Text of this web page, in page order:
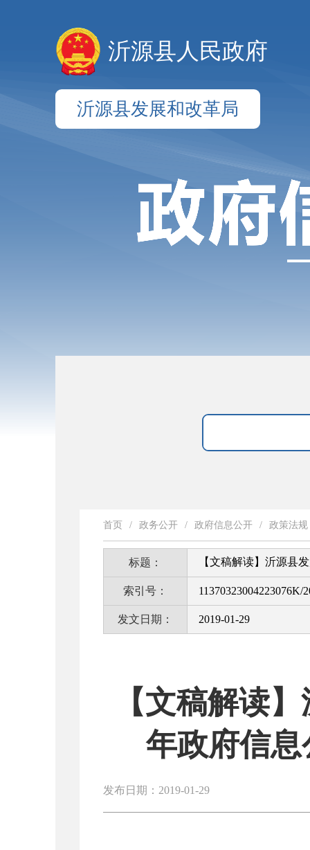
沂源县人民政府
沂源县发展和改革局
首页 / 政务公开 / 政府信息公开 / 政策法规
标题： 【文稿解读】沂源县
索引号： 11370323004223076K/
发文日期： 2019-01-29
【文稿解读
年政府信
发布日期：2019-01-29